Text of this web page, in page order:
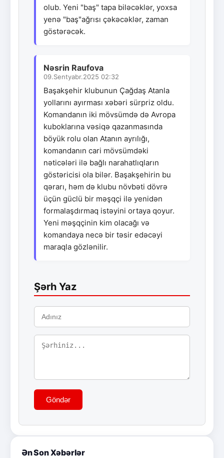
olub. Yeni "baş" tapa biləcəklər, yoxsa
yenə "baş"ağrısı çəkəcəklər, zaman
göstərəcək.
Nəsrin Raufova
09.Sentyabr.2025 02:32
Başakşehir klubunun Çağdaş Atanla
yollarını ayırması xəbəri sürpriz oldu.
Komandanın iki mövsümdə də Avropa
kuboklarına vəsiqə qazanmasında
böyük rolu olan Atanın ayrılığı,
komandanın cari mövsümdəki
nəticələri ilə bağlı narahatlıqların
göstəricisi ola bilər. Başakşehirin bu
qərarı, həm də klubu növbəti dövrə
üçün güclü bir məşqçi ilə yenidən
formalaşdırmaq istəyini ortaya qoyur.
Yeni məşqçinin kim olacağı və
komandaya necə bir təsir edəcəyi
maraqla gözlənilir.
Şərh Yaz
Göndər
Ən Son Xəbərlər